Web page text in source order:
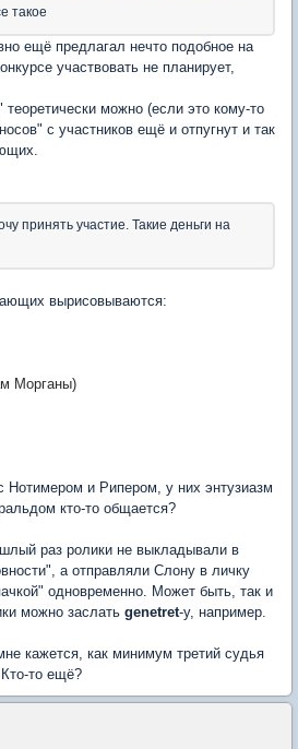
такое
ещё предлагал нечто подобное на
участвовать не планирует,
можно (если это кому-то
с участников ещё и отпугнут и так
принять участие. Такие деньги на
вырисовываются:
Морганы)
и Рипером, у них энтузиазм
кто-то общается?
раз ролики не выкладывали в
а отправляли Слону в личку
одновременно. Может быть, так и
можно заслать genetret-y, например.
кажется, как минимум третий судья
то ещё?